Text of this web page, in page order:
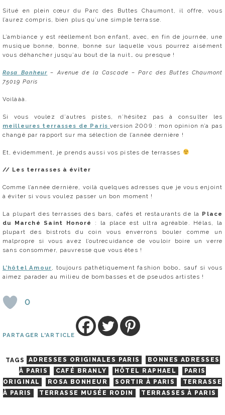
Situé en plein cœur du Parc des Buttes Chaumont, il offre, vous
l’aurez compris, bien plus qu’une simple terrasse.
L’ambiance y est réellement bon enfant, avec, en fin de journée, une
musique bonne, bonne, bonne sur laquelle vous pourrez aisément
vous déhancher jusqu’au bout de la nuit… ou presque !
Rosa Bonheur – Avenue de la Cascade – Parc des Buttes Chaumont
75019 Paris
Voilààà.
Si vous voulez d’autres pistes, n’hésitez pas à consulter les
meilleures terrasses de Parisversion 2009 : mon opinion n’a pas
changé par rapport sur ma sélection de l’année dernière !
Et, évidemment, je prends aussi vos pistes de terrasses
// Les terrasses à éviter
Comme l’année dernière, voilà quelques adresses que je vous enjoint
à éviter si vous voulez passer un bon moment !
La plupart des terrasses des bars, cafés et restaurants de la Place
du Marché Saint Honoré
: la place est ultra agréable. Hélas, la
plupart des bistrots du coin vous enverrons bouler comme un
malpropre si vous avez l’outrecuidance de vouloir boire un verre
sans consommer, pauvresse que vous êtes !
L’hôtel Amour , toujours pathétiquement fashion bobo… sauf si vous
aimez parader au milieu de bombasses et de pseudos artistes !
0
PARTAGER L'ARTICLE
TAGS ADRESSES ORIGINALES PARIS
BONNES ADRESSES
À PARIS
CAFÉ BRANLY HÔTEL RAPHAEL
PARIS
ORIGINAL
ROSA BONHEUR SORTIR À PARIS
TERRASSE
À PARIS
TERRASSE MUSÉE RODIN TERRASSES À PARIS